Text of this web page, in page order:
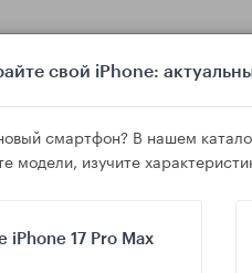
iPadOS и Android для планшетов:
свой iPhone:
смартфон? В нашем
модели, изучите
iPhone 17 Pro Max